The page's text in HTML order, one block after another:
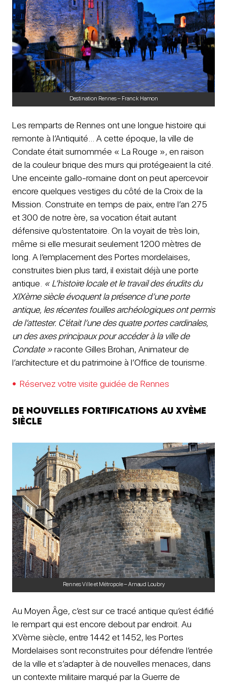
Destination Rennes – Franck Hamon
Les remparts de Rennes ont une longue histoire qui
remonte à l’Antiquité… A cette époque, la ville de
Condate était surnommée « La Rouge », en raison
de la couleur brique des murs qui protégeaient la cité.
Une enceinte gallo-romaine dont on peut apercevoir
encore quelques vestiges du côté de la Croix de la
Mission. Construite en temps de paix, entre l’an 275
et 300 de notre ère, sa vocation était autant
défensive qu’ostentatoire. On la voyait de très loin,
même si elle mesurait seulement 1200 mètres de
long. A l’emplacement des Portes mordelaises,
construites bien plus tard, il existait déjà une porte
antique. « L’histoire locale et le travail des érudits du
XIXème siècle évoquent la présence d’une porte
antique, les récentes fouilles archéologiques ont permis
de l’attester. C’était l’une des quatre portes cardinales,
un des axes principaux pour accéder à la ville de
Condate »raconte Gilles Brohan, Animateur de
l’architecture et du patrimoine à l’Office de tourisme.
Réservez votre visite guidée de Rennes
De nouvelles fortifications au XVème
siècle
Rennes Ville et Métropole – Arnaud Loubry
Au Moyen Âge, c’est sur ce tracé antique qu’est édifié
le rempart qui est encore debout par endroit. Au
XVème siècle, entre 1442 et 1452, les Portes
Mordelaises sont reconstruites pour défendre l’entrée
de la ville et s’adapter à de nouvelles menaces, dans
un contexte militaire marqué par la Guerre de